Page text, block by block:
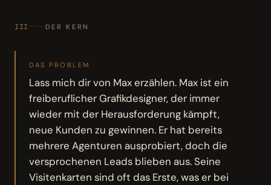
III DER KERN
DAS PROBLEM
Lass mich dir von Max erzählen. Max ist ein
freiberuflicher Grafikdesigner, der immer
wieder mit der Herausforderung kämpft,
neue Kunden zu gewinnen. Er hat bereits
mehrere Agenturen ausprobiert, doch die
versprochenen Leads blieben aus. Seine
Visitenkarten sind oft das Erste, was er bei